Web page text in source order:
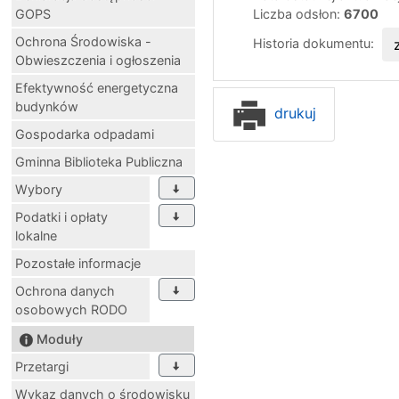
GOPS
Ochrona Środowiska -
Obwieszczenia i ogłoszenia
Efektywność energetyczna
budynków
Gospodarka odpadami
Gminna Biblioteka Publiczna
Wybory
Podatki i opłaty
lokalne
Pozostałe informacje
Ochrona danych
osobowych RODO
Moduły
Przetargi
Wykaz danych o środowisku
Liczba odsłon: 6700
Historia dokumentu:
drukuj